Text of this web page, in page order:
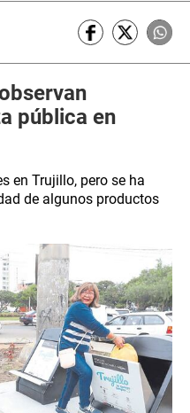
pública en
en Trujillo, pero se ha
de algunos productos